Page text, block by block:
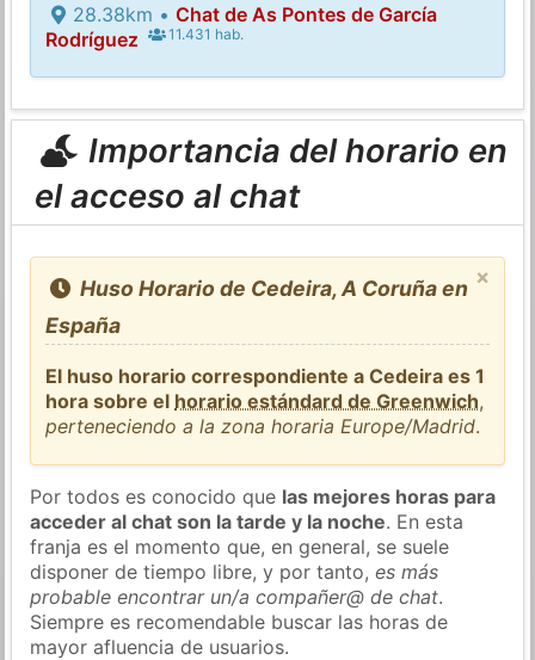
28.38km • Chat de As Pontes de García
Rodríguez
11.431 hab.
Importancia del horario en
el acceso al chat
×
Huso Horario de Cedeira, A Coruña en
España
El huso horario correspondiente a Cedeira es 1
hora sobre el horario estándard de Greenwich,
perteneciendo a la zona horaria Europe/Madrid.
Por todos es conocido que las mejores horas para
acceder al chat son la tarde y la noche. En esta
franja es el momento que, en general, se suele
disponer de tiempo libre, y por tanto,es más
probable encontrar un/a compañer@ de chat.
Siempre es recomendable buscar las horas de
mayor afluencia de usuarios.